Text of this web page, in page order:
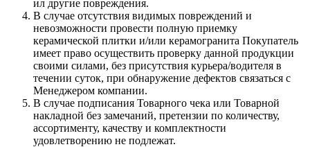
ил другие повреждения.
В случае отсутствия видимых повреждений и
невозможности провести полную приемку
керамической плитки и/или керамогранита Покупатель
имеет право осуществить проверку данной продукции
своими силами, без присутствия курьера/водителя в
течении суток, при обнаружение дефектов связаться с
Менеджером компании.
В случае подписания Товарного чека или Товарной
накладной без замечаний, претензии по количеству,
ассортименту, качеству и комплектности
удовлетворению не подлежат.